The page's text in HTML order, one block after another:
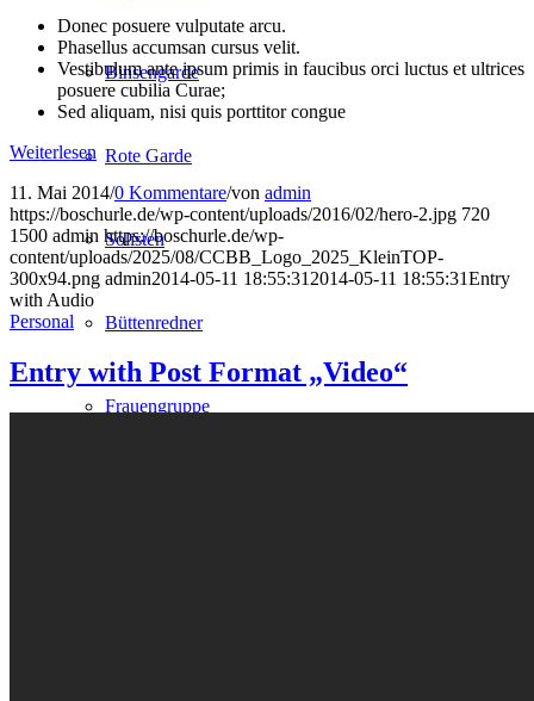
Binsengarde
Rote Garde
Solisten
Büttenredner
Frauengruppe
Donec posuere vulputate arcu.
Phasellus accumsan cursus velit.
Vestibulum ante ipsum primis in faucibus orci luctus et ultrices
posuere cubilia Curae;
Sed aliquam, nisi quis porttitor congue
Weiterlesen
11. Mai 2014/0 Kommentare/von admin
https://boschurle.de/wp-content/uploads/2016/02/hero-2.jpg 720
1500 admin https://boschurle.de/wp-
content/uploads/2025/08/CCBB_Logo_2025_KleinTOP-
300x94.png admin2014-05-11 18:55:31 2014-05-11 18:55:31Entry
with Audio
Personal
Entry with Post Format „Video“